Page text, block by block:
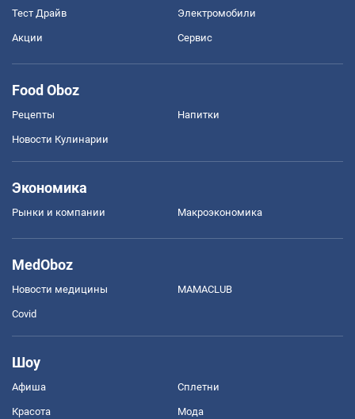
Тест Драйв Электромобили
Акции Сервис
Food Oboz
Рецепты Напитки
Новости Кулинарии
Экономика
Рынки и компании Mакроэкономика
MedOboz
Новости медицины MAMACLUB
Covid
Шоу
Афиша Сплетни
Красота Мода